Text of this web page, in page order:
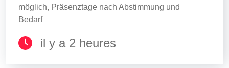
möglich, Präsenztage nach Abstimmung und
Bedarf
il y a 2 heures